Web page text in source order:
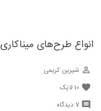
انواع طرح‌های میناکاری
perm_identity شیرین کریمی
favorite
10لایک
comment 7 دیدگاه